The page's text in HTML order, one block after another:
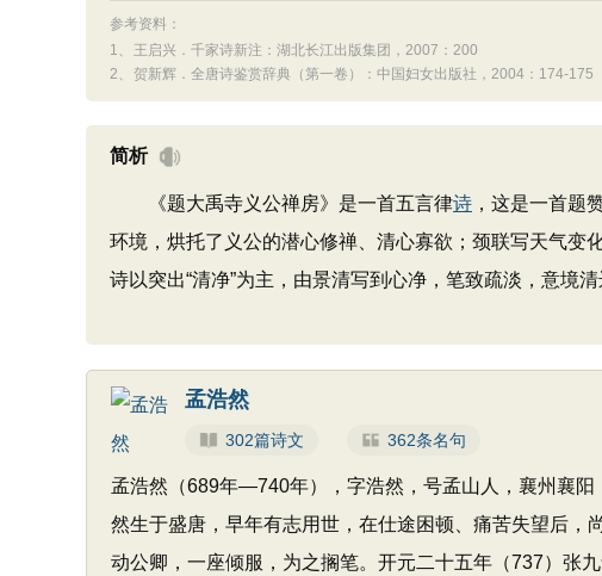
参考资料：
1、
王启兴．千家诗新注：湖北长江出版集团，2007：200
2、 贺新辉．全唐诗鉴赏辞典（第一卷）：中国妇女出版社，2004：174-175
简析
《题大禹寺义公禅房》是一首五言律诗 ，这是一首题
环境，烘托了义公的潜心修禅、清心寡欲；颈联写天气变
诗以突出“清净”为主，由景清写到心净，笔致疏淡，意境
孟浩然
302篇诗文 362条名句
孟浩然（689年—740年），字浩然，号孟山人，襄州襄阳
然生于盛唐，早年有志用世，在仕途困顿、痛苦失望后，
动公卿，一座倾服，为之搁笔。开元二十五年（737）张